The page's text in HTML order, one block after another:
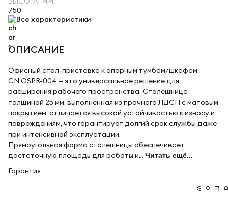
750
Все характеристики
ОПИСАНИЕ
Офисный стол-приставка к опорным тумбам/шкафам
CN.OSPR-004 — это универсальное решение для
расширения рабочего пространства. Столешница
толщиной 25 мм, выполненная из прочного ЛДСП с матовым
покрытием, отличается высокой устойчивостью к износу и
повреждениям, что гарантирует долгий срок службы даже
при интенсивной эксплуатации.
Прямоугольная форма столешницы обеспечивает
достаточную площадь для работы и... Читать ещё...
Гарантия